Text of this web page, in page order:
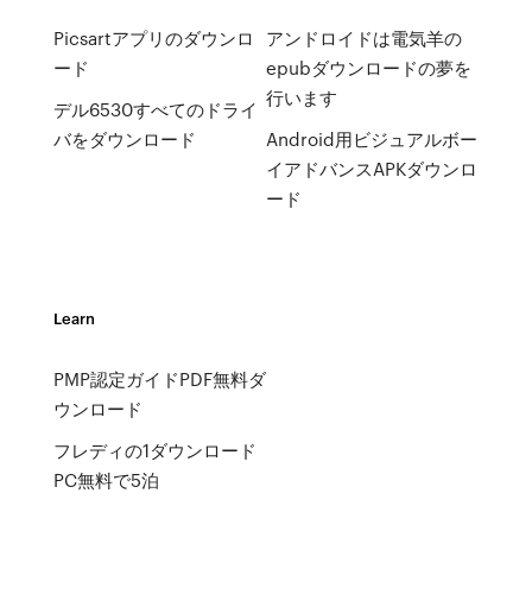
Picsartアプリのダウンロ
ード
デル6530すべてのドライ
バをダウンロード
アンドロイドは電気羊の
epubダウンロードの夢を
行います
Android用ビジュアルボー
イアドバンスAPKダウンロ
ード
Learn
PMP認定ガイドPDF無料ダ
ウンロード
フレディの1ダウンロード
PC無料で5泊